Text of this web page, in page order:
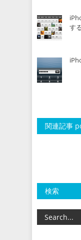
す
関連記事
検索